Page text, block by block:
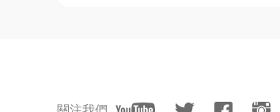
EN CN